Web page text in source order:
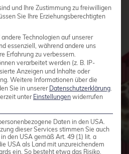
und Ihre Zustimmung zu freiwilligen
Sie Ihre Erziehungsberechtigten
Technologien auf unserer
essenziell, während andere uns
Erfahrung zu verbessern.
verarbeitet werden (z. B. IP-
Anzeigen und Inhalte oder
Weitere Informationen über die
Sie in unserer Datenschutzerklärung.
unter Einstellungen widerrufen
Daten in den USA.
dieser Services stimmen Sie auch
den USA gemäß Art. 49 (1) lit. a
USA als Land mit unzureichendem
ein. So besteht etwa das Risiko,